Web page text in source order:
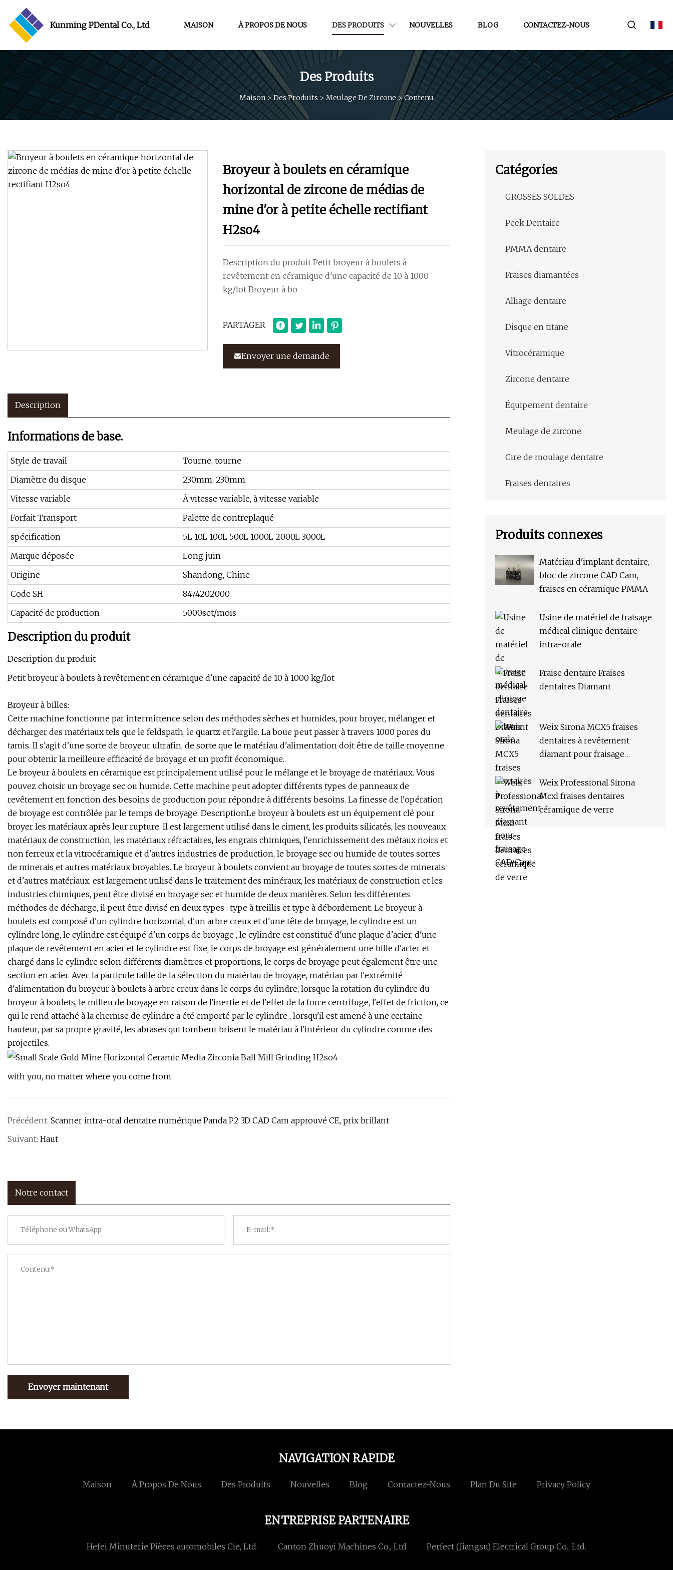
Kunming PDental Co., Ltd MAISON À PROPOS DE NOUS DES PRODUITS NOUVELLES BLOG CONTACTEZ-NOUS
Des Produits
Maison> Des Produits > Meulage De Zircone>Contenu
Broyeur à boulets en céramique
horizontal de zircone de médias de
mine d'or à petite échelle rectifiant
H2so4
Description du produit Petit broyeur à boulets à
revêtement en céramique d'une capacité de 10 à 1000
kg/lot Broyeur à bo
PARTAGER
Envoyer une demande
Description
Informations de base.
Style de travail
Tourne, tourne
Diamètre du disque
230mm, 230mm
Vitesse variable
À vitesse variable, à vitesse variable
Forfait Transport
Palette de contreplaqué
spécification
5L 10L 100L 500L 1000L 2000L 3000L
Marque déposée
Long juin
Origine
Shandong, Chine
Code SH
8474202000
Capacité de production
5000set/mois
Description du produit
Description du produit
Petit broyeur à boulets à revêtement en céramique d'une capacité de 10 à 1000 kg/lot
Broyeur à billes:
Cette machine fonctionne par intermittence selon des méthodes sèches et humides, pour broyer, mélanger et
décharger des matériaux tels que le feldspath, le quartz et l'argile. La boue peut passer à travers 1000 pores du
tamis. Il s'agit d'une sorte de broyeur ultrafin, de sorte que le matériau d'alimentation doit être de taille moyenne
pour obtenir la meilleure efficacité de broyage et un profit économique.
Le broyeur à boulets en céramique est principalement utilisé pour le mélange et le broyage de matériaux. Vous
pouvez choisir un broyage sec ou humide. Cette machine peut adopter différents types de panneaux de
revêtement en fonction des besoins de production pour répondre à différents besoins. La finesse de l'opération
de broyage est contrôlée par le temps de broyage. DescriptionLe broyeur à boulets est un équipement clé pour
broyer les matériaux après leur rupture. Il est largement utilisé dans le ciment, les produits silicatés, les nouveaux
matériaux de construction, les matériaux réfractaires, les engrais chimiques, l'enrichissement des métaux noirs et
non ferreux et la vitrocéramique et d'autres industries de production, le broyage sec ou humide de toutes sortes
de minerais et autres matériaux broyables. Le broyeur à boulets convient au broyage de toutes sortes de minerais
et d'autres matériaux, est largement utilisé dans le traitement des minéraux, les matériaux de construction et les
industries chimiques, peut être divisé en broyage sec et humide de deux manières. Selon les différentes
méthodes de décharge, il peut être divisé en deux types : type à treillis et type à débordement. Le broyeur à
boulets est composé d'un cylindre horizontal, d'un arbre creux et d'une tête de broyage, le cylindre est un
cylindre long, le cylindre est équipé d'un corps de broyage , le cylindre est constitué d'une plaque d'acier, d'une
plaque de revêtement en acier et le cylindre est fixe, le corps de broyage est généralement une bille d'acier et
chargé dans le cylindre selon différents diamètres et proportions, le corps de broyage peut également être une
section en acier. Avec la particule taille de la sélection du matériau de broyage, matériau par l'extrémité
d'alimentation du broyeur à boulets à arbre creux dans le corps du cylindre, lorsque la rotation du cylindre du
broyeur à boulets, le milieu de broyage en raison de l'inertie et de l'effet de la force centrifuge, l'effet de friction, ce
qui le rend attaché à la chemise de cylindre a été emporté par le cylindre , lorsqu'il est amené à une certaine
hauteur, par sa propre gravité, les abrases qui tombent brisent le matériau à l'intérieur du cylindre comme des
projectiles.
with you, no matter where you come from.
Précédent: Scanner intra-oral dentaire numérique Panda P2 3D CAD Cam approuvé CE, prix brillant
Suivant: Haut
Notre contact
Envoyer maintenant
Catégories
GROSSES SOLDES
Peek Dentaire
PMMA dentaire
Fraises diamantées
Alliage dentaire
Disque en titane
Vitrocéramique
Zircone dentaire
Équipement dentaire
Meulage de zircone
Cire de moulage dentaire
Fraises dentaires
Produits connexes
Matériau d'implant dentaire,
bloc de zircone CAD Cam,
fraises en céramique PMMA
Usine de matériel de fraisage
médical clinique dentaire
intra-orale
Fraise dentaire Fraises
dentaires Diamant
Weix Sirona MCX5 fraises
dentaires à revêtement
diamant pour fraisage
Weix Professional Sirona
Mcxl fraises dentaires
céramique de verre
NAVIGATION RAPIDE
Maison À Propos De Nous Des Produits Nouvelles Blog Contactez-Nous Plan Du Site Privacy Policy
ENTREPRISE PARTENAIRE
Hefei Minuterie Pièces automobiles Cie, Ltd. Canton Zhuoyi Machines Co., Ltd Perfect (Jiangsu) Electrical Group Co., Ltd.